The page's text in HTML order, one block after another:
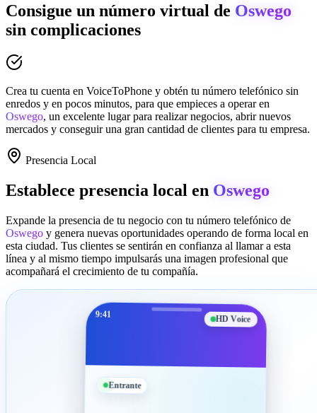
Consigue un número virtual de Oswego
sin complicaciones
Crea tu cuenta en VoiceToPhone y obtén tu número telefónico sin
enredos y en pocos minutos, para que empieces a operar en
Oswego, un excelente lugar para realizar negocios, abrir nuevos
mercados y conseguir una gran cantidad de clientes para tu empresa.
Presencia Local
Establece presencia local en Oswego
Expande la presencia de tu negocio con tu número telefónico de
Oswego y genera nuevas oportunidades operando de forma local en
esta ciudad. Tus clientes se sentirán en confianza al llamar a esta
línea y al mismo tiempo impulsarás una imagen profesional que
acompañará el crecimiento de tu compañía.
9:41 HD Voice
Entrante